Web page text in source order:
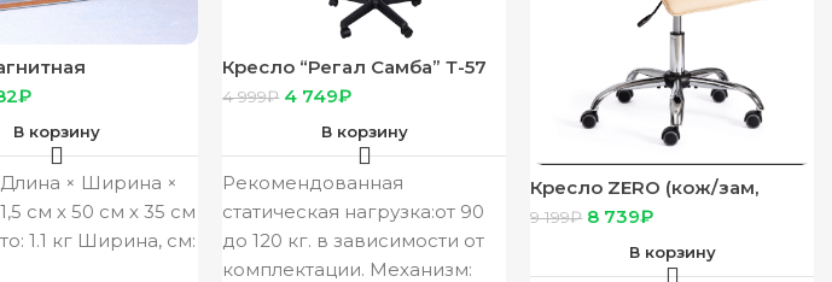
3 в 1
см
₽
В корзину
× Ширина ×
см х 50 см х 35 см
1.1 кг Ширина, см:
Кресло “Регал Самба” Т-57
(макс нагрузка 90 кг)
4 999₽ 4 749₽
В корзину
Рекомендованная
статическая нагрузка:от 90
до 120 кг. в зависимости от
комплектации. Механизм:
Кресло ZERO (кож/зам,
бежевый, 36-34)
9 199₽ 8 739₽
В корзину